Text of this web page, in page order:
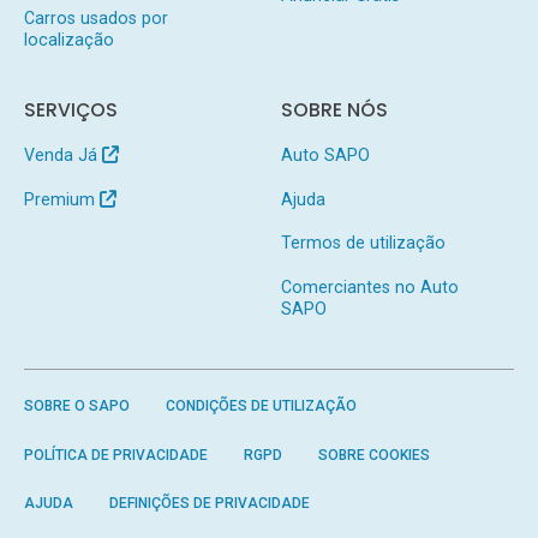
Carros usados por
localização
SERVIÇOS
Venda Já
Premium
SOBRE NÓS
Auto SAPO
Ajuda
Termos de utilização
Comerciantes no Auto
SAPO
SOBRE O SAPO CONDIÇÕES DE UTILIZAÇÃO
POLÍTICA DE PRIVACIDADE RGPD SOBRE COOKIES
AJUDA DEFINIÇÕES DE PRIVACIDADE